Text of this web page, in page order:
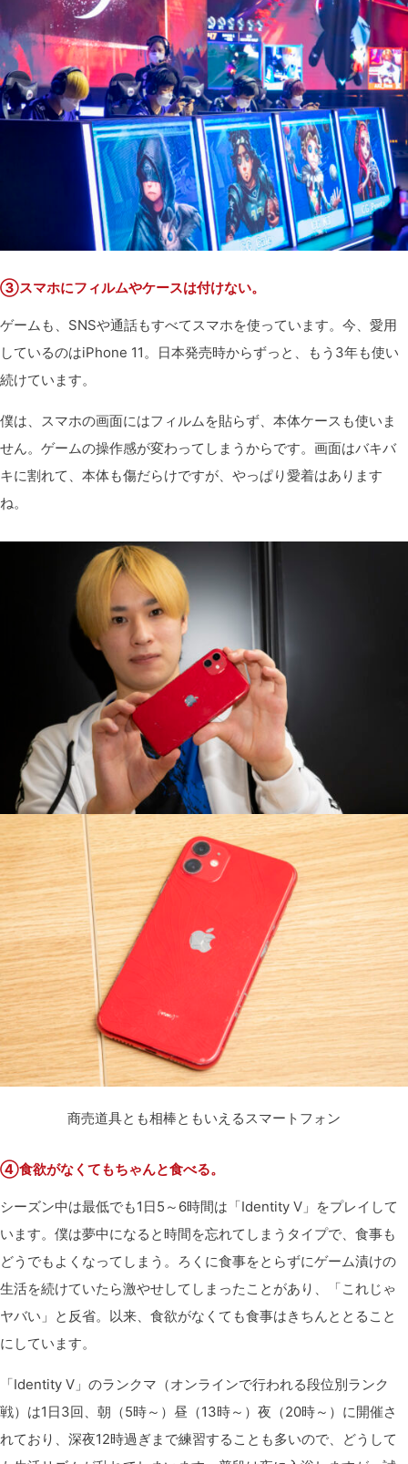
③スマホにフィルムやケースは付けない。
ゲームも、SNSや通話もすべてスマホを使っています。今、愛用
しているのはiPhone 11。日本発売時からずっと、もう3年も使い
続けています。
僕は、スマホの画面にはフィルムを貼らず、本体ケースも使いま
せん。ゲームの操作感が変わってしまうからです。画面はバキバ
キに割れて、本体も傷だらけですが、やっぱり愛着はあります
ね。
商売道具とも相棒ともいえるスマートフォン
④食欲がなくてもちゃんと食べる。
シーズン中は最低でも1日5～6時間は「Identity V」をプレイして
います。僕は夢中になると時間を忘れてしまうタイプで、食事も
どうでもよくなってしまう。ろくに食事をとらずにゲーム漬けの
生活を続けていたら激やせしてしまったことがあり、「これじゃ
ヤバい」と反省。以来、食欲がなくても食事はきちんととること
にしています。
「Identity V」のランクマ（オンラインで行われる段位別ランク
戦）は1日3回、朝（5時～）昼（13時～）夜（20時～）に開催さ
れており、深夜12時過ぎまで練習することも多いので、どうして